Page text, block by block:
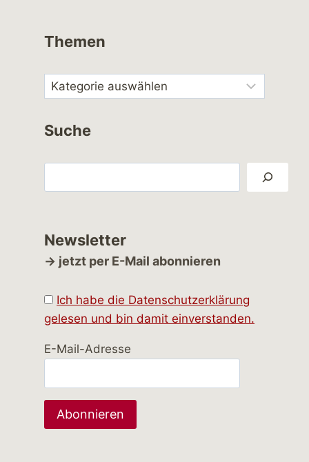
Themen
Suche
Newsletter
→ jetzt per E-Mail abonnieren
Ich habe die Datenschutzerklärung
gelesen und bin damit einverstanden.
E-Mail-Adresse